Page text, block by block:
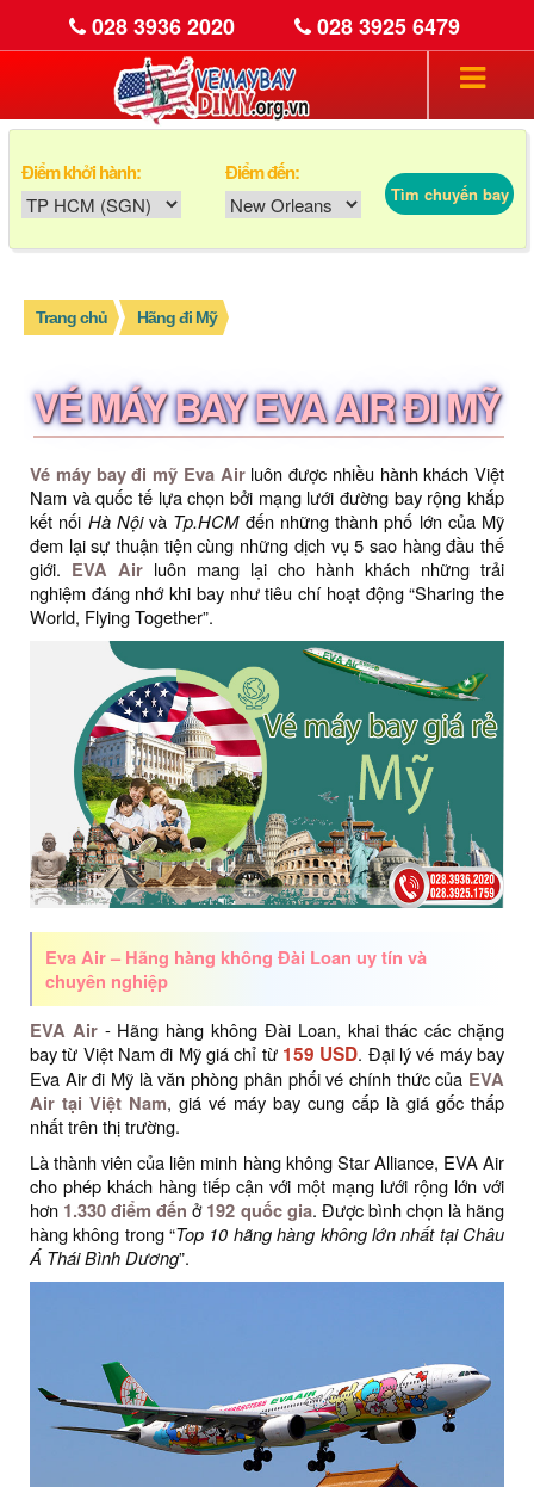
028 3936 2020 028 3925 6479
Điểm khởi hành: Điểm đến:
Tìm chuyến bay
Trang chủ Hãng đi Mỹ
VÉ MÁY BAY EVA AIR ĐI MỸ
Vé máy bay đi mỹ Eva Airluôn được nhiều hành khách Việt
Nam và quốc tế lựa chọn bởi mạng lưới đường bay rộng khắp
kết nối Hà Nộivà Tp.HCMđến những thành phố lớn của Mỹ
đem lại sự thuận tiện cùng những dịch vụ 5 sao hàng đầu thế
giới. EVA Air luôn mang lại cho hành khách những trải
nghiệm đáng nhớ khi bay như tiêu chí hoạt động “Sharing the
World, Flying Together”.
Eva Air – Hãng hàng không Đài Loan uy tín và
chuyên nghiệp
EVA Air- Hãng hàng không Đài Loan, khai thác các chặng
bay từ Việt Nam đi Mỹ giá chỉ từ 159 USD. Đại lý vé máy bay
Eva Air đi Mỹ là văn phòng phân phối vé chính thức của EVA
Air tại Việt Nam, giá vé máy bay cung cấp là giá gốc thấp
nhất trên thị trường.
Là thành viên của liên minh hàng không Star Alliance, EVA Air
cho phép khách hàng tiếp cận với một mạng lưới rộng lớn với
hơn 1.330 điểm đến ở192 quốc gia. Được bình chọn là hãng
hàng không trong “Top 10 hãng hàng không lớn nhất tại Châu
Á Thái Bình Dương”.